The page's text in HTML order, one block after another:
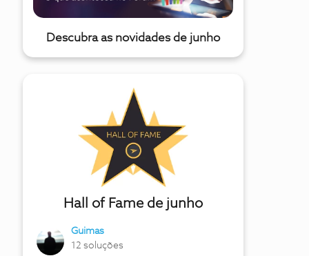
Descubra as novidades de junho
Hall of Fame de junho
Guimas
12 soluções